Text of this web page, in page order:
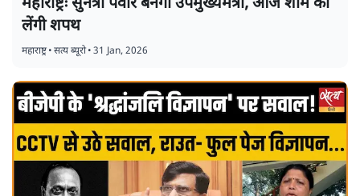
लेंगी शपथ
महाराष्ट्र•सत्य ब्यूरो•31 Jan, 2026